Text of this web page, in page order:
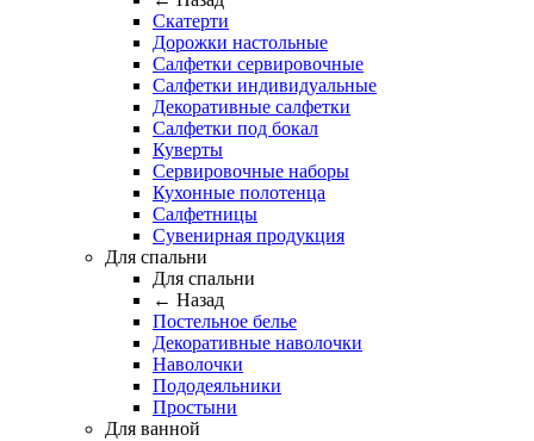
Скатерти
Дорожки настольные
Салфетки сервировочные
Салфетки индивидуальные
Декоративные салфетки
Салфетки под бокал
Куверты
Сервировочные наборы
Кухонные полотенца
Салфетницы
Сувенирная продукция
Для спальни
Для спальни
← Назад
Постельное белье
Декоративные наволочки
Наволочки
Пододеяльники
Простыни
Для ванной